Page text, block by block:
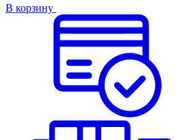
В корзину